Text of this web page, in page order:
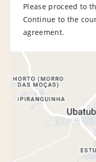
Please proceed to
Continue to the
agreement.